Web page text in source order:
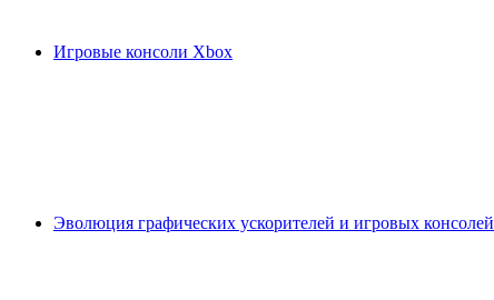
Игровые консоли Xbox
Эволюция графических ускорителей и игровых консолей